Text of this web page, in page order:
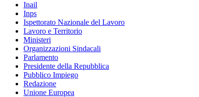
Inail
Inps
Ispettorato Nazionale del Lavoro
Lavoro e Territorio
Ministeri
Organizzazioni Sindacali
Parlamento
Presidente della Repubblica
Pubblico Impiego
Redazione
Unione Europea